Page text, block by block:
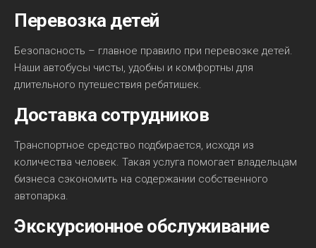
Перевозка детей
Безопасность – главное правило при перевозке детей.
Наши автобусы чисты, удобны и комфортны для
длительного путешествия ребятишек.
Доставка сотрудников
Транспортное средство подбирается, исходя из
количества человек. Такая услуга помогает владельцам
бизнеса сэкономить на содержании собственного
автопарка.
Экскурсионное обслуживание